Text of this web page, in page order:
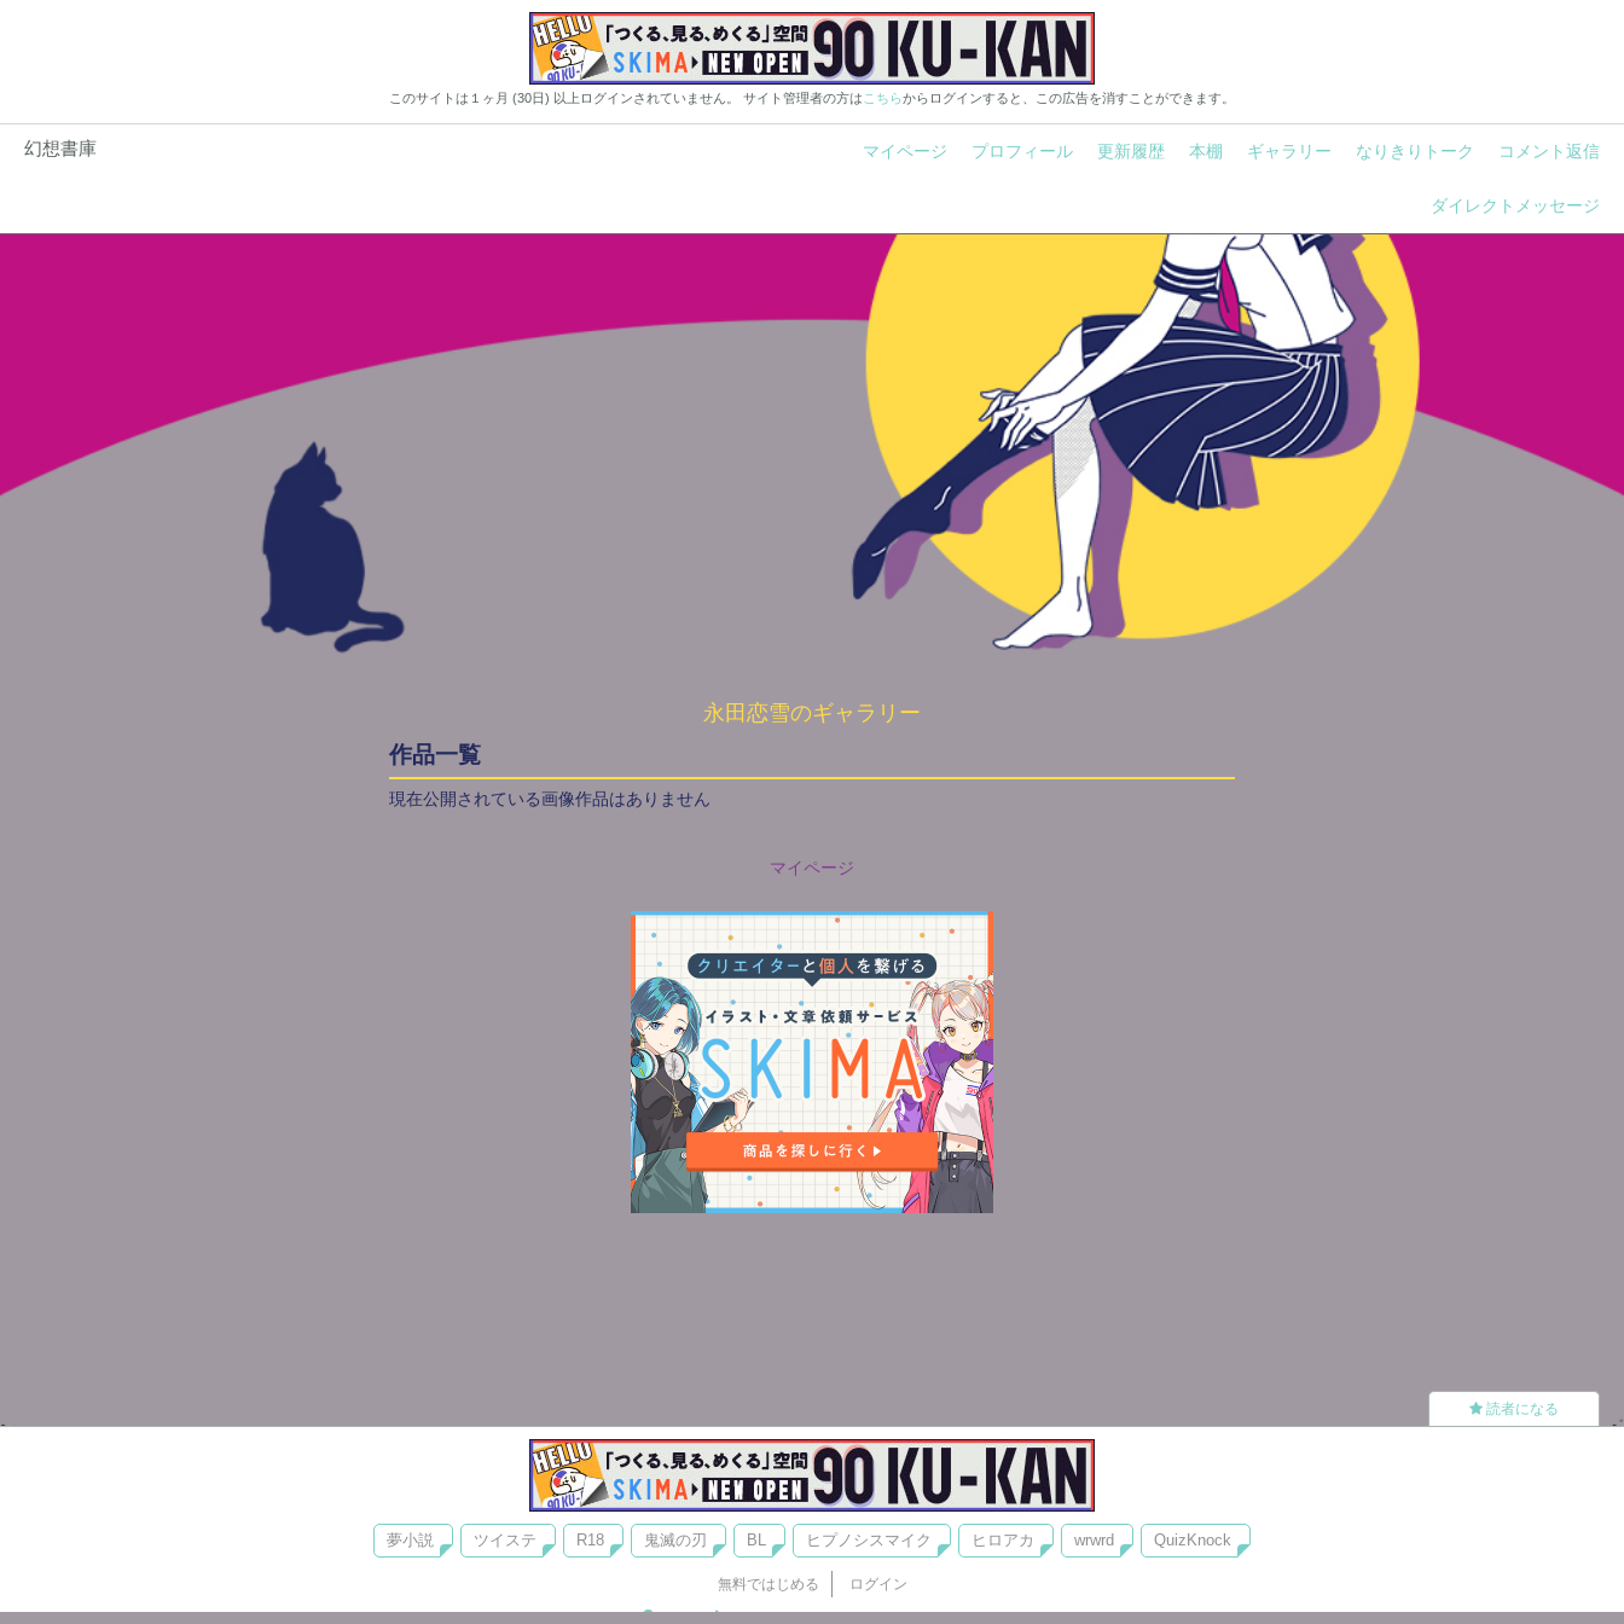
このサイトは１ヶ月 (30日) 以上ログインされていません。 サイト管理者の方は こちらからログインすると、この広告を消すことができます。
幻想書庫 マイページ プロフィール 更新履歴 本棚 ギャラリー なりきりトーク コメント返信
ダイレクトメッセージ
永田恋雪のギャラリー
作品一覧
現在公開されている画像作品はありません
マイページ
夢小説 ツイステ R18 鬼滅の刃 BL ヒプノシスマイク ヒロアカ wrwrd QuizKnock
無料ではじめる ログイン
読者になる